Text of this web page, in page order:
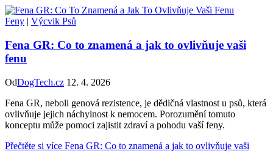
Feny | Výcvik Psů
Fena GR: Co to znamená a jak to ovlivňuje vaši
fenu
OdDogTech.cz 12. 4. 2026
Fena GR, neboli genová rezistence, je dědičná vlastnost u psů, která
ovlivňuje jejich náchylnost k nemocem. Porozumění tomuto
konceptu může pomoci zajistit zdraví a pohodu vaší feny.
Přečtěte si více Fena GR: Co to znamená a jak to ovlivňuje vaši